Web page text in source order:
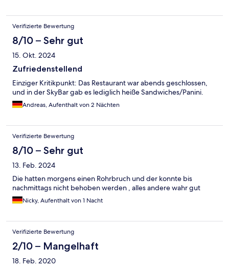
Verifizierte Bewertung
8/10 – Sehr gut
15. Okt. 2024
Zufriedenstellend
Einziger Kritikpunkt: Das Restaurant war abends geschlossen,
und in der SkyBar gab es lediglich heiße Sandwiches/Panini.
Andreas, Aufenthalt von 2 Nächten
Verifizierte Bewertung
8/10 – Sehr gut
13. Feb. 2024
Die hatten morgens einen Rohrbruch und der konnte bis
nachmittags nicht behoben werden , alles andere wahr gut
Nicky, Aufenthalt von 1 Nacht
Verifizierte Bewertung
2/10 – Mangelhaft
18. Feb. 2020